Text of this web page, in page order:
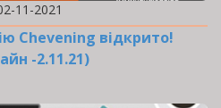
11-2021
Chevening відкрито!
-2.11.21)